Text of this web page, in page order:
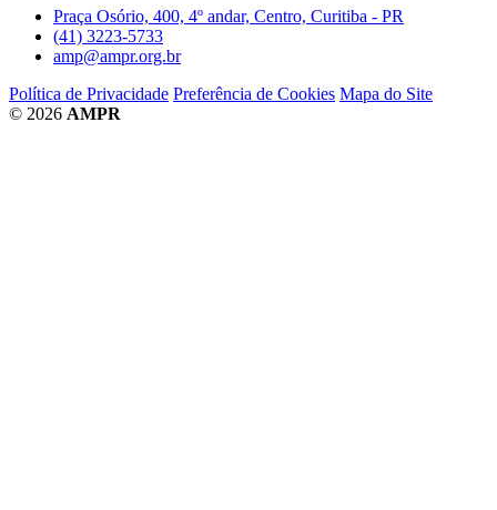
Praça Osório, 400, 4º andar, Centro, Curitiba - PR
(41) 3223-5733
amp@ampr.org.br
Política de Privacidade Preferência de Cookies Mapa do Site
© 2026 AMPR